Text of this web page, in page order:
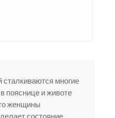
сталкиваются многие
пояснице и животе
женщины
состояние